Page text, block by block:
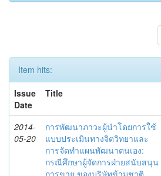
Item hits:
Issue
Date
Title
2014-
05-20
การพัฒนาภาวะผู้นำโดยการใช้
แบบประเมินทางจิตวิทยาและ
การจัดทำแผนพัฒนาตนเอง:
กรณีศึกษาผู้จัดการฝ่ายสนับสนุน
การขาย ของบริษัทข้ามชาติ